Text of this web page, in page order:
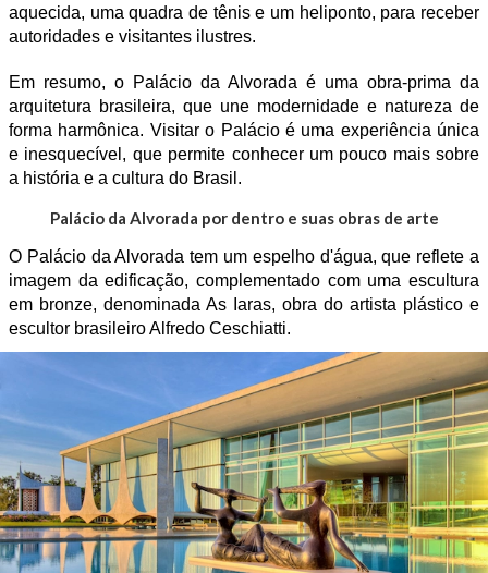
aquecida, uma quadra de tênis e um heliponto, para receber
autoridades e visitantes ilustres.
Em resumo, o Palácio da Alvorada é uma obra-prima da
arquitetura brasileira, que une modernidade e natureza de
forma harmônica. Visitar o Palácio é uma experiência única
e inesquecível, que permite conhecer um pouco mais sobre
a história e a cultura do Brasil.
Palácio da Alvorada por dentro e suas obras de arte
O Palácio da Alvorada tem um espelho d'água, que reflete a
imagem da edificação, complementado com uma escultura
em bronze, denominada As Iaras, obra do artista plástico e
escultor brasileiro Alfredo Ceschiatti.